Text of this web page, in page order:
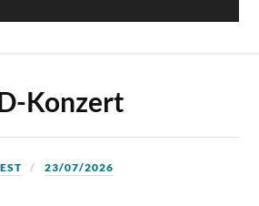
Konzert
23/07/2026